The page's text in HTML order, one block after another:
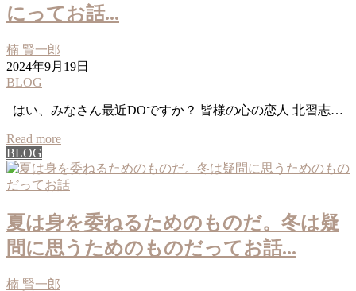
にってお話...
楠 賢一郎
2024年9月19日
BLOG
はい、みなさん最近DOですか？ 皆様の心の恋人 北習志…
Read more
BLOG
夏は身を委ねるためのものだ。冬は疑
問に思うためのものだってお話...
楠 賢一郎